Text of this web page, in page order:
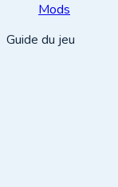
Mods
Guide du jeu